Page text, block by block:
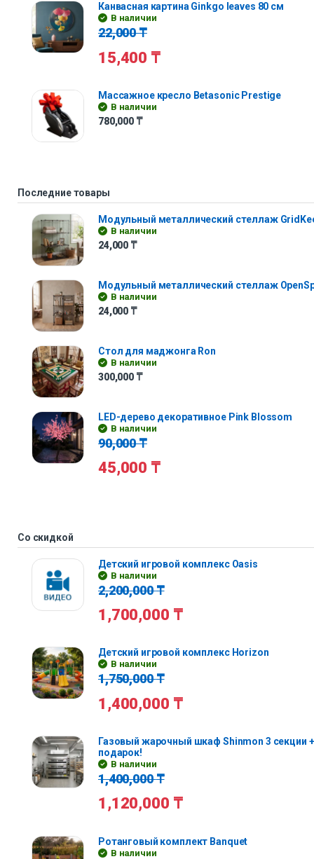
Канвасная картина Ginkgo leaves 80 см
В наличии
22,000₸
15,400 ₸
Массажное кресло Betasonic Prestige
В наличии
780,000 ₸
Последние товары
Модульный металлический стеллаж
В наличии
24,000 ₸
Модульный металлический стеллаж
В наличии
24,000 ₸
Стол для маджонга Ron
В наличии
300,000 ₸
LED-дерево декоративное Pink Blossom
В наличии
90,000₸
45,000 ₸
Со скидкой
Детский игровой комплекс Oasis
В наличии
2,200,000₸
1,700,000 ₸
Детский игровой комплекс Horizon
В наличии
1,750,000₸
1,400,000 ₸
Газовый жарочный шкаф Shinmon 3 секции
подарок!
В наличии
1,400,000₸
1,120,000 ₸
Ротанговый комплект Banquet
В наличии